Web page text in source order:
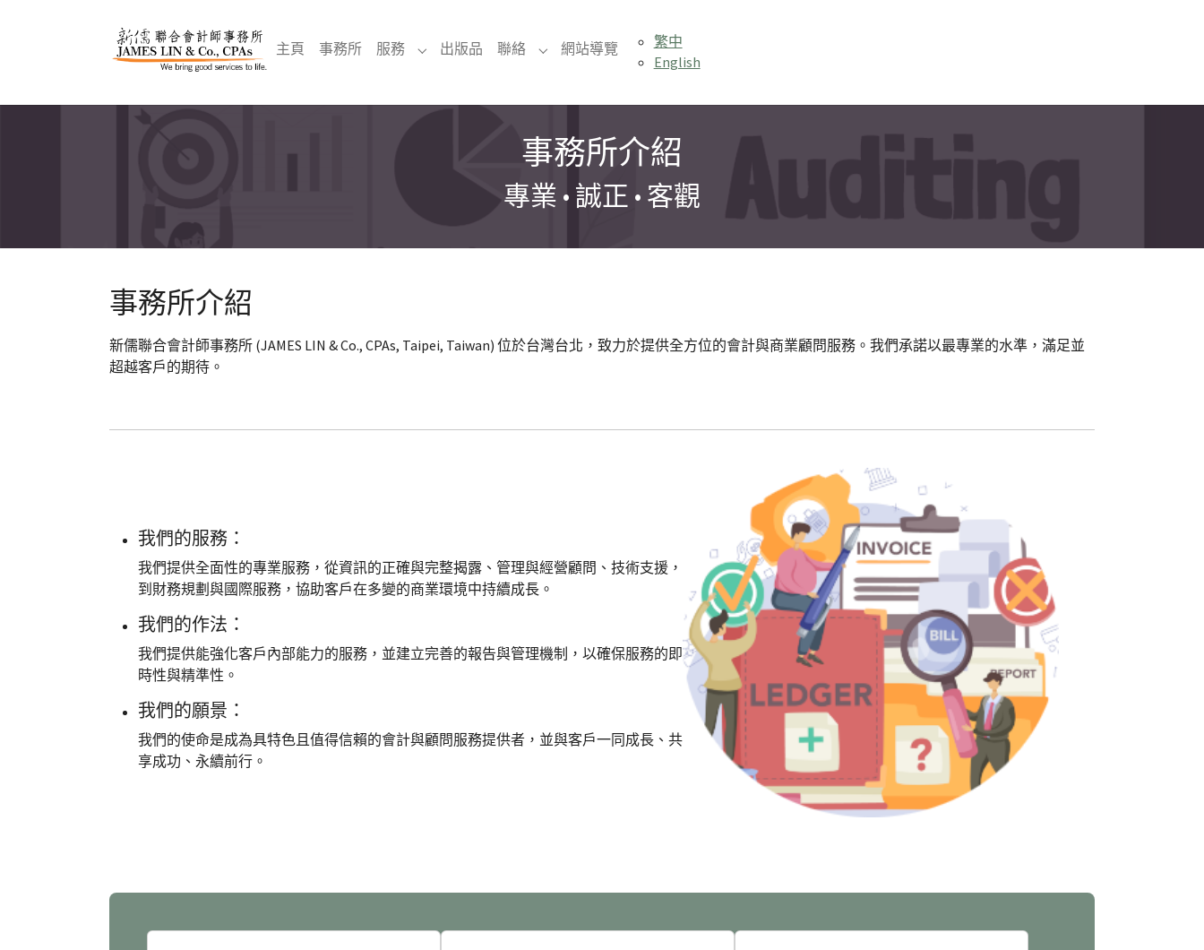
主頁 事務所(current)
服務 Submenu for "服務"
出版品 聯絡 Submenu for "聯絡"
網站導覽
繁中
English
事務所介紹
專業 • 誠正 • 客觀
事務所介紹
新儒聯合會計師事務所 (JAMES LIN & Co., CPAs, Taipei, Taiwan) 位於台灣台北，致力於提供全方位的會計與商業顧問服務。我們承諾以最專業的水準，滿足並
超越客戶的期待。
我們的服務：
我們提供全面性的專業服務，從資訊的正確與完整揭露、管理與經營顧問、技術支援，
到財務規劃與國際服務，協助客戶在多變的商業環境中持續成長。
我們的作法：
我們提供能強化客戶內部能力的服務，並建立完善的報告與管理機制，以確保服務的即
時性與精準性。
我們的願景：
我們的使命是成為具特色且值得信賴的會計與顧問服務提供者，並與客戶一同成長、共
享成功、永續前行。